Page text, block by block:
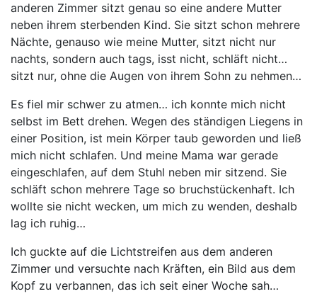
anderen Zimmer sitzt genau so eine andere Mutter
neben ihrem sterbenden Kind. Sie sitzt schon mehrere
Nächte, genauso wie meine Mutter, sitzt nicht nur
nachts, sondern auch tags, isst nicht, schläft nicht…
sitzt nur, ohne die Augen von ihrem Sohn zu nehmen…
Es fiel mir schwer zu atmen… ich konnte mich nicht
selbst im Bett drehen. Wegen des ständigen Liegens in
einer Position, ist mein Körper taub geworden und ließ
mich nicht schlafen. Und meine Mama war gerade
eingeschlafen, auf dem Stuhl neben mir sitzend. Sie
schläft schon mehrere Tage so bruchstückenhaft. Ich
wollte sie nicht wecken, um mich zu wenden, deshalb
lag ich ruhig…
Ich guckte auf die Lichtstreifen aus dem anderen
Zimmer und versuchte nach Kräften, ein Bild aus dem
Kopf zu verbannen, das ich seit einer Woche sah…